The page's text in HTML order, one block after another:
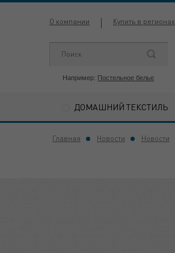
О компании Купить в регионах
Например: Постельное белье
ДОМАШНИЙ ТЕКСТИЛЬ
Главная Новости Новости